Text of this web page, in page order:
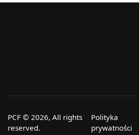
PCF © 2026, All rights
reserved.
Polityka
prywatności